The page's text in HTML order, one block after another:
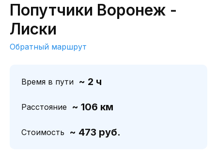
Попутчики Воронеж -
Лиски
Обратный маршрут
Время в пути ~ 2 ч
Расстояние ~ 106 км
Стоимость ~ 473 руб.